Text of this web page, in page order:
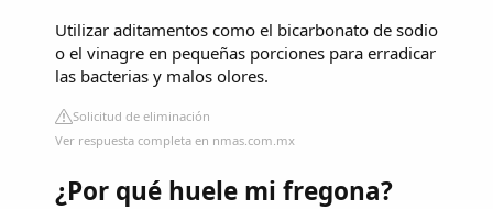
Utilizar aditamentos como el bicarbonato de sodio
o el vinagre en pequeñas porciones para erradicar
las bacterias y malos olores.
Solicitud de eliminación
Ver respuesta completa en nmas.com.mx
¿Por qué huele mi fregona?